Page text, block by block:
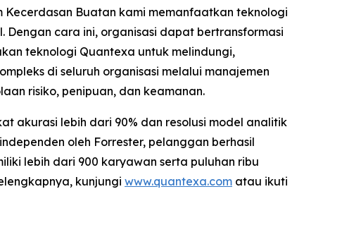
Buatan kami memanfaatkan teknologi
cara ini, organisasi dapat bertransformasi
teknologi Quantexa untuk melindungi,
di seluruh organisasi melalui manajemen
risiko, penipuan, dan keamanan.
akurasi lebih dari 90% dan resolusi model analitik
oleh Forrester, pelanggan berhasil
lebih dari 900 karyawan serta puluhan ribu
kunjungi www.quantexa.com atau ikuti